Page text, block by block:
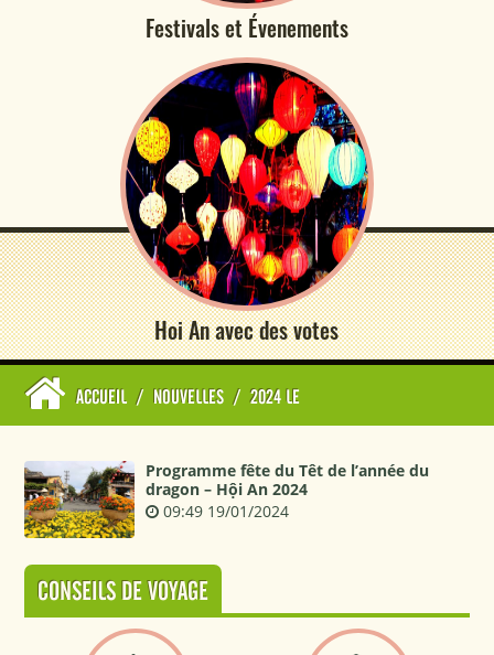
Festivals et Évenements
Hoi An avec des votes
ACCUEIL / NOUVELLES / 2024 LE
Programme fête du Têt de l’année du
dragon – Hội An 2024
09:49 19/01/2024
CONSEILS DE VOYAGE